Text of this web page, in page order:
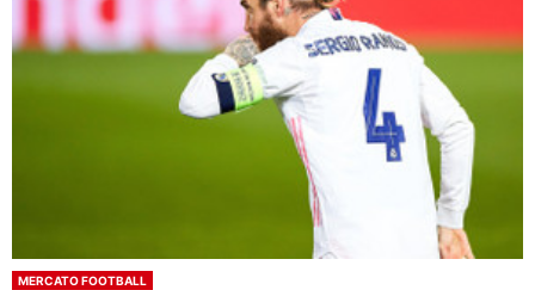
MERCATO FOOTBALL